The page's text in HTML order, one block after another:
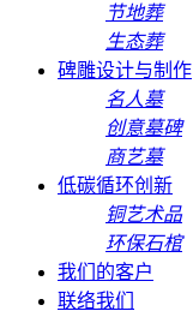
节地葬
生态葬
碑雕设计与制作
名人墓
创意墓碑
商艺墓
低碳循环创新
铜艺术品
环保石棺
我们的客户
联络我们